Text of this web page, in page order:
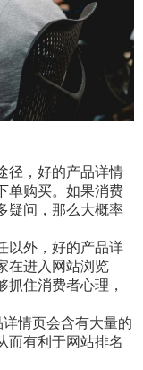
径，好的产品详情
单购买。如果消费
疑问，那么大概率
以外，好的产品详
在进入网站浏览
住消费者心理，
详情页会含有大量的
而有利于网站排名